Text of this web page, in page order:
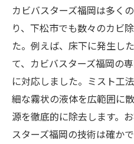
カビバスターズ福岡は多く
り、下松市でも数々のカビ
た。例えば、床下に発生し
て、カビバスターズ福岡の
に対応しました。ミスト工
細な霧状の液体を広範囲に
源を徹底的に除去します。
スターズ福岡の技術は確か